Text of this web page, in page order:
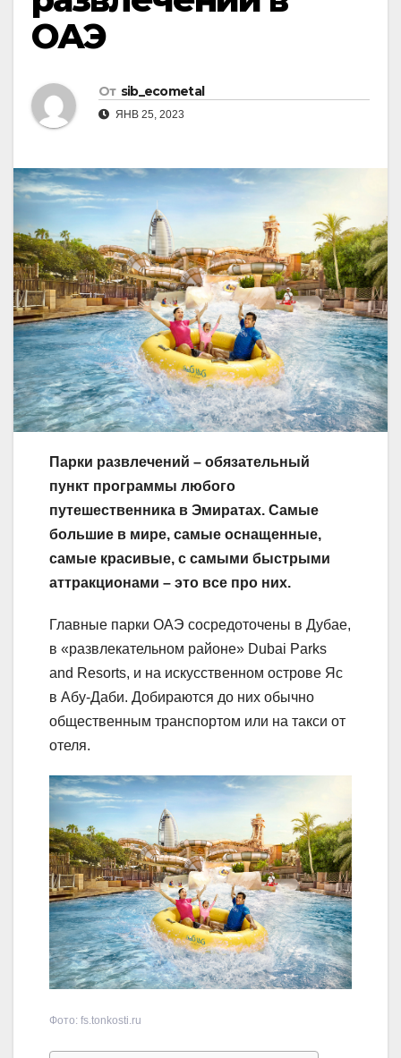
ОАЭ
От sib_ecometal
ЯНВ 25, 2023
Парки развлечений – обязательный
пункт программы любого
путешественника в Эмиратах. Самые
большие в мире, самые оснащенные,
самые красивые, с самыми быстрыми
аттракционами – это все про них.
Главные парки ОАЭ сосредоточены в Дубае,
в «развлекательном районе» Dubai Parks
and Resorts, и на искусственном острове Яс
в Абу-Даби. Добираются до них обычно
общественным транспортом или на такси от
отеля.
Фото: fs.tonkosti.ru